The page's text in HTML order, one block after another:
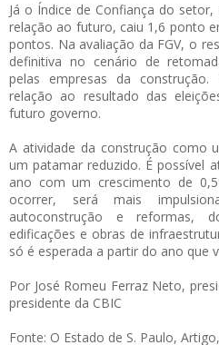
Já o Índice de Confiança do
relação ao futuro, caiu 1,6 ponto
pontos. Na avaliação da FGV, o
definitiva no cenário de
pelas empresas da
relação ao resultado das
futuro governo.
A atividade da construção como
um patamar reduzido. É possível
ano com um crescimento de
ocorrer, será mais
autoconstrução e reformas,
edificações e obras de
só é esperada a partir do ano que
Por José Romeu Ferraz Neto,
presidente da CBIC
Fonte: O Estado de S. Paulo,